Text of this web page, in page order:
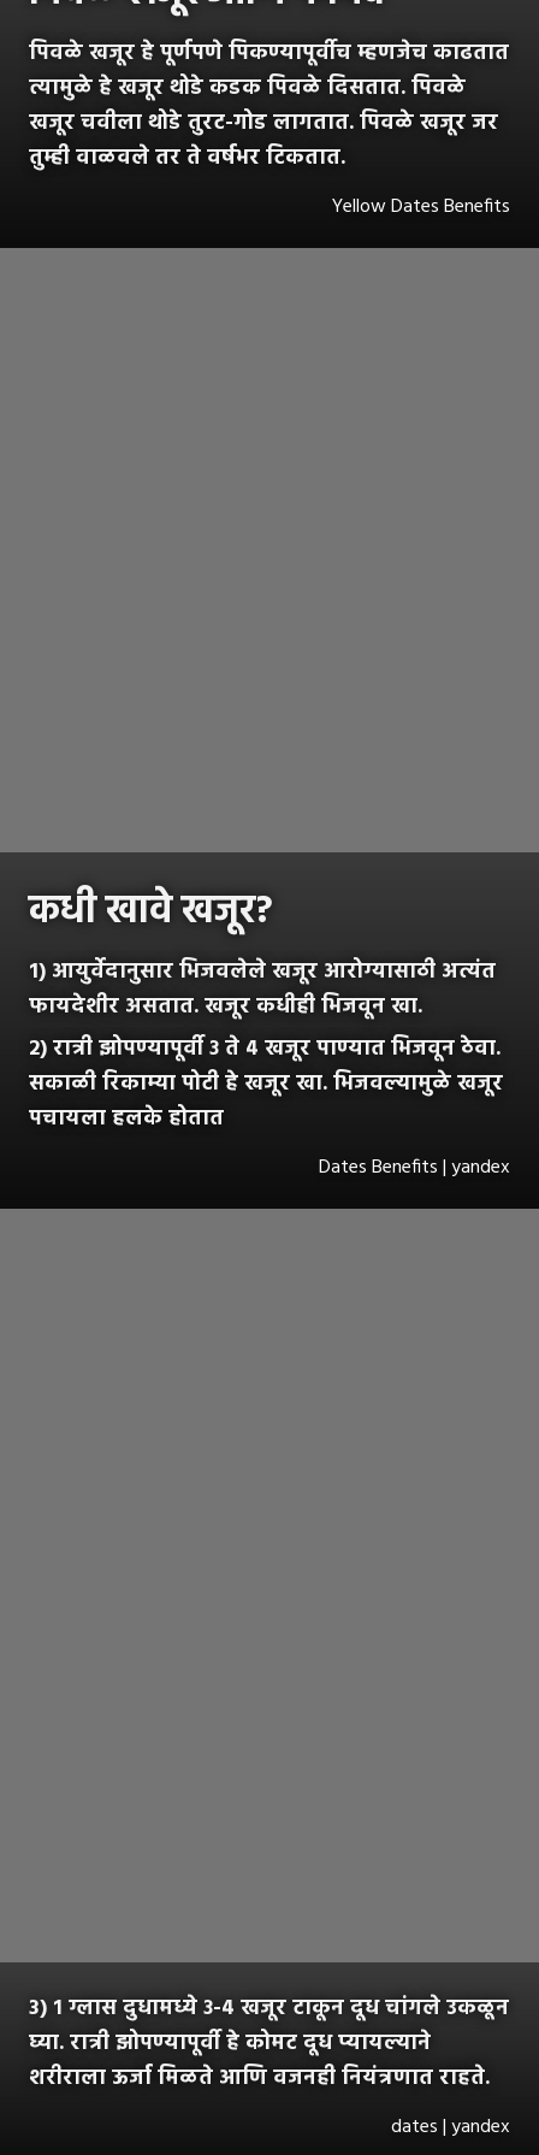
पिवळे खजूर हे पूर्णपणे पिकण्यापूर्वीच म्हणजेच काढतात
त्यामुळे हे खजूर थोडे कडक पिवळे दिसतात. पिवळे
खजूर चवीला थोडे तुरट-गोड लागतात. पिवळे खजूर जर
तुम्ही वाळवले तर ते वर्षभर टिकतात.
Yellow Dates Benefits
कधी खावे खजूर?
1) आयुर्वेदानुसार भिजवलेले खजूर आरोग्यासाठी अत्यंत
फायदेशीर असतात. खजूर कधीही भिजवून खा.
2) रात्री झोपण्यापूर्वी ३ ते ४ खजूर पाण्यात भिजवून ठेवा.
सकाळी रिकाम्या पोटी हे खजूर खा. भिजवल्यामुळे खजूर
पचायला हलके होतात
Dates Benefits | yandex
3) १ ग्लास दुधामध्ये ३-४ खजूर टाकून दूध चांगले उकळून
घ्या. रात्री झोपण्यापूर्वी हे कोमट दूध प्यायल्याने
शरीराला ऊर्जा मिळते आणि वजनही नियंत्रणात राहते.
dates | yandex